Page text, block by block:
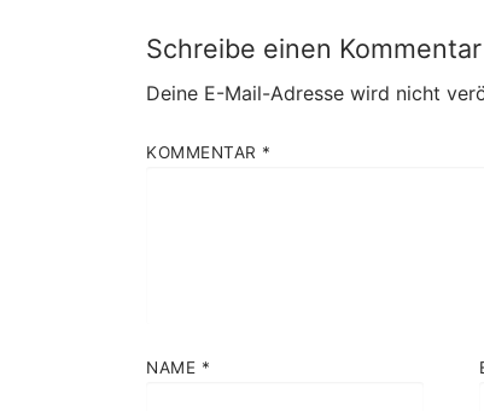
Schreibe einen Kommentar
Deine E-Mail-Adresse wird nicht
KOMMENTAR *
NAME *